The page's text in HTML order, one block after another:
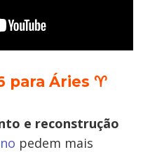
para Áries ♈
e reconstrução
pedem mais